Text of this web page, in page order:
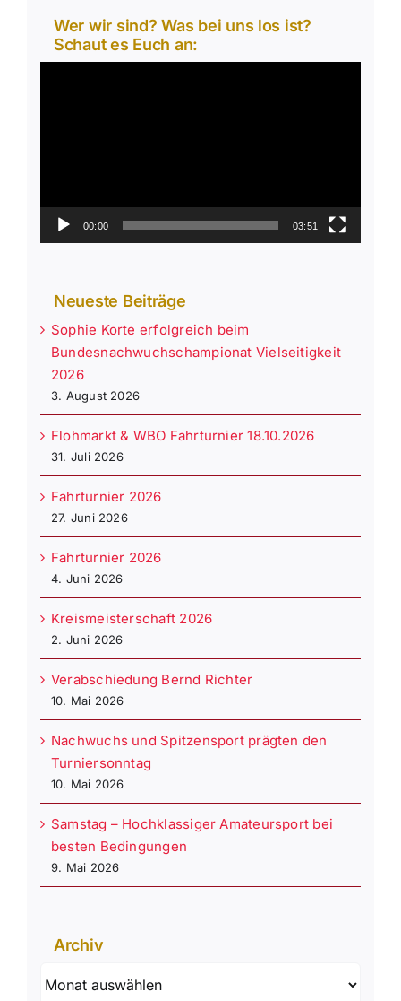
Wer wir sind? Was bei uns los ist?
Schaut es Euch an:
00:00 03:51
Neueste Beiträge
Sophie Korte erfolgreich beim
Bundesnachwuchschampionat Vielseitigkeit
2026
3. August 2026
Flohmarkt & WBO Fahrturnier 18.10.2026
31. Juli 2026
Fahrturnier 2026
27. Juni 2026
Fahrturnier 2026
4. Juni 2026
Kreismeisterschaft 2026
2. Juni 2026
Verabschiedung Bernd Richter
10. Mai 2026
Nachwuchs und Spitzensport prägten den
Turniersonntag
10. Mai 2026
Samstag – Hochklassiger Amateursport bei
besten Bedingungen
9. Mai 2026
Archiv